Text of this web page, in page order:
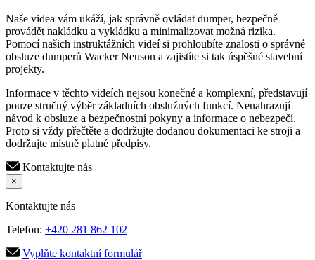
Naše videa vám ukáží, jak správně ovládat dumper, bezpečně
provádět nakládku a vykládku a minimalizovat možná rizika.
Pomocí našich instruktážních videí si prohloubíte znalosti o správné
obsluze dumperů Wacker Neuson a zajistíte si tak úspěšné stavební
projekty.
Informace v těchto videích nejsou konečné a komplexní, představují
pouze stručný výběr základních obslužných funkcí. Nenahrazují
návod k obsluze a bezpečnostní pokyny a informace o nebezpečí.
Proto si vždy přečtěte a dodržujte dodanou dokumentaci ke stroji a
dodržujte místně platné předpisy.
Kontaktujte nás
×
Kontaktujte nás
Telefon: +420 281 862 102
Vyplňte kontaktní formulář